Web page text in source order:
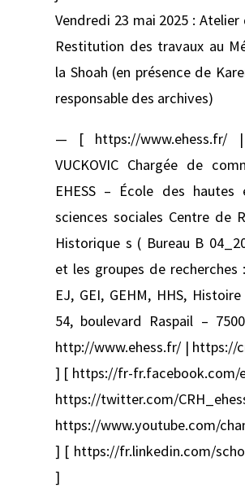
Vendredi 23 mai 2025 : Atelier
Restitution des travaux au
la Shoah (en présence de
responsable des archives)
— [ https://www.ehess.fr/
VUCKOVIC Chargée de
EHESS – École des hautes
sciences sociales Centre de
Historique s ( Bureau B
et les groupes de recherches
EJ, GEI, GEHM, HHS,
54, boulevard Raspail –
http://www.ehess.fr/ | https://
] [ https://fr-fr.facebook.com/
https://twitter.com/
https://www.youtube.com/
] [ https://fr.linkedin.com/
]